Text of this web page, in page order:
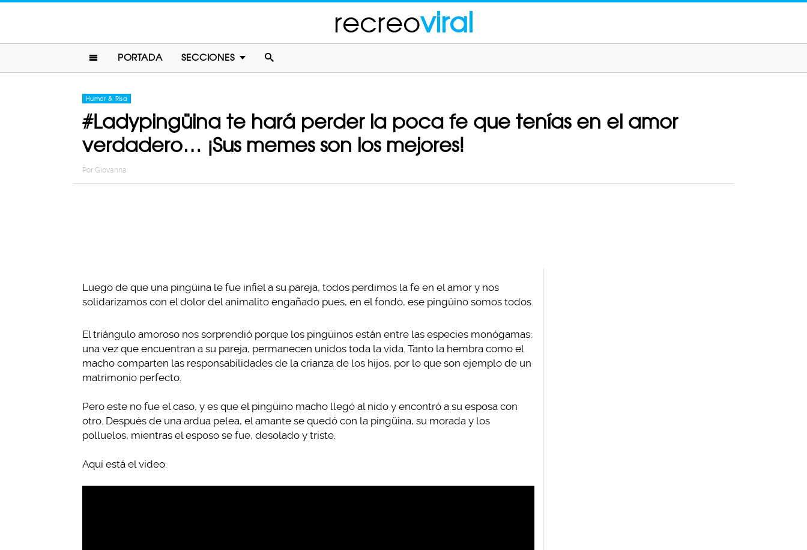
recreoviral
PORTADA SECCIONES
Humor & Risa
#Ladypingüina te hará perder la poca fe que tenías en el amor
verdadero… ¡Sus memes son los mejores!
Por Giovanna
Luego de que una pingüina le fue infiel a su pareja, todos perdimos la fe en el amor y nos
solidarizamos con el dolor del animalito engañado pues, en el fondo, ese pingüino somos todos.
El triángulo amoroso nos sorprendió porque los pingüinos están entre las especies monógamas:
una vez que encuentran a su pareja, permanecen unidos toda la vida. Tanto la hembra como el
macho comparten las responsabilidades de la crianza de los hijos, por lo que son ejemplo de un
matrimonio perfecto.
Pero este no fue el caso, y es que el pingüino macho llegó al nido y encontró a su esposa con
otro. Después de una ardua pelea, el amante se quedó con la pingüina, su morada y los
polluelos, mientras el esposo se fue, desolado y triste.
Aquí está el video: